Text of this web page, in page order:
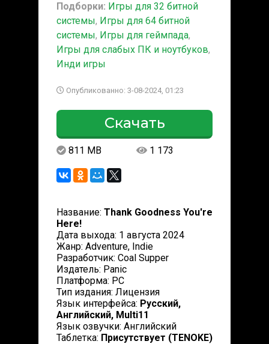
Подборки: Игры для 32 битной
системы, Игры для 64 битной
системы, Игры для геймпада,
Игры для слабых ПК и ноутбуков,
Инди игры
Опубликованно: 3-08-2024, 01:23
Скачать
811 MB 1 173
Название: Thank Goodness You're
Here!
Дата выхода: 1 августа 2024
Жанр: Adventure, Indie
Разработчик: Coal Supper
Издатель: Panic
Платформа: PC
Тип издания: Лицензия
Язык интерфейса: Русский,
Английский, Multi11
Язык озвучки: Английский
Таблетка: Присутствует (TENOKE)